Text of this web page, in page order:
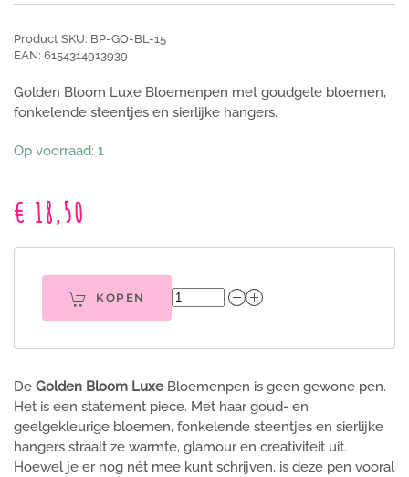
Product SKU: BP-GO-BL-15
EAN: 6154314913939
Golden Bloom Luxe Bloemenpen met goudgele bloemen,
fonkelende steentjes en sierlijke hangers.
Op voorraad: 1
€ 18,50
KOPEN
De Golden Bloom Luxe Bloemenpen is geen gewone pen.
Het is een statement piece. Met haar goud- en
geelgekleurige bloemen, fonkelende steentjes en sierlijke
hangers straalt ze warmte, glamour en creativiteit uit.
Hoewel je er nog nét mee kunt schrijven, is deze pen vooral